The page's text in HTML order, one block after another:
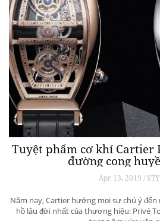
Tuyệt phẩm cơ khí Cartier
đường cong
Apr 13, 2019 /
Năm nay, Cartier hướng mọi sự chú ý
hồ lâu đời nhất của thương hiệu: Privé